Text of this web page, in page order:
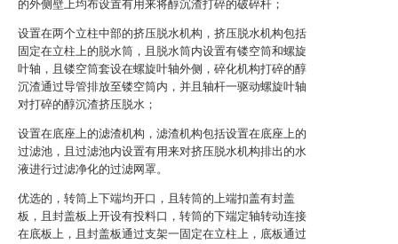
的外侧壁上均布设置有用来将醇沉渣打碎的破碎杆；
设置在两个立柱中部的挤压脱水机构，挤压脱水机构包括
固定在立柱上的脱水筒，且脱水筒内设置有镂空筒和螺旋
叶轴，且镂空筒套设在螺旋叶轴外侧，碎化机构打碎的醇
沉渣通过导管排放至镂空筒内，并且轴杆一驱动螺旋叶轴
对打碎的醇沉渣挤压脱水；
设置在底座上的滤渣机构，滤渣机构包括设置在底座上的
过滤池，且过滤池内设置有用来对挤压脱水机构排出的水
液进行过滤净化的过滤网罩。
优选的，转筒上下端均开口，且转筒的上端扣盖有封盖
板，且封盖板上开设有投料口，转筒的下端定轴转动连接
在底板上，且封盖板通过支架一固定在立柱上，底板通过